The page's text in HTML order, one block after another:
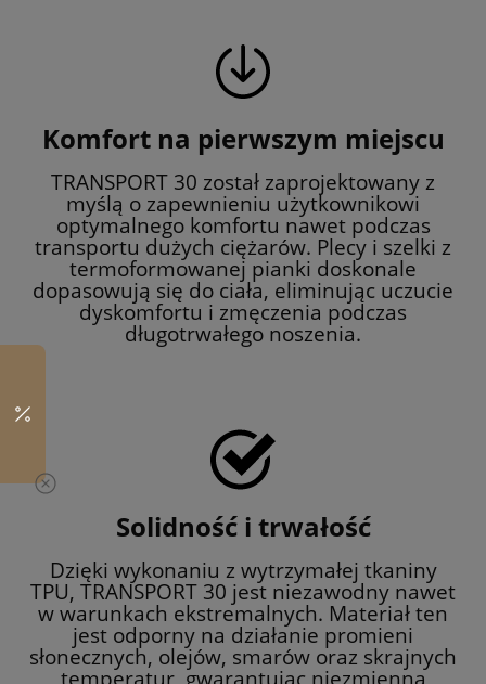
Komfort na pierwszym miejscu
TRANSPORT 30 został zaprojektowany z
myślą o zapewnieniu użytkownikowi
optymalnego komfortu nawet podczas
transportu dużych ciężarów. Plecy i szelki z
termoformowanej pianki doskonale
dopasowują się do ciała, eliminując uczucie
dyskomfortu i zmęczenia podczas
długotrwałego noszenia.
Solidność i trwałość
Dzięki wykonaniu z wytrzymałej tkaniny
TPU, TRANSPORT 30 jest niezawodny nawet
w warunkach ekstremalnych. Materiał ten
jest odporny na działanie promieni
słonecznych, olejów, smarów oraz skrajnych
temperatur, gwarantując niezmienną